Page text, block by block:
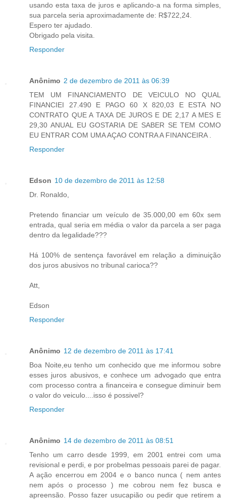
usando esta taxa de juros e aplicando-a na forma simples,
sua parcela seria aproximadamente de: R$722,24.
Espero ter ajudado.
Obrigado pela visita.
Responder
Anônimo 2 de dezembro de 2011 às 06:39
TEM UM FINANCIAMENTO DE VEICULO NO QUAL
FINANCIEI 27.490 E PAGO 60 X 820,03 E ESTA NO
CONTRATO QUE A TAXA DE JUROS E DE 2,17 A MES E
29,30 ANUAL EU GOSTARIA DE SABER SE TEM COMO
EU ENTRAR COM UMA AÇAO CONTRA A FINANCEIRA .
Responder
Edson 10 de dezembro de 2011 às 12:58
Dr. Ronaldo,
Pretendo financiar um veículo de 35.000,00 em 60x sem
entrada, qual seria em média o valor da parcela a ser paga
dentro da legalidade???
Há 100% de sentença favorável em relação a diminuição
dos juros abusivos no tribunal carioca??
Att,
Edson
Responder
Anônimo 12 de dezembro de 2011 às 17:41
Boa Noite,eu tenho um conhecido que me informou sobre
esses juros abusivos, e conhece um advogado que entra
com processo contra a financeira e consegue diminuir bem
o valor do veiculo....isso é possivel?
Responder
Anônimo 14 de dezembro de 2011 às 08:51
Tenho um carro desde 1999, em 2001 entrei com uma
revisional e perdi, e por probelmas pessoais parei de pagar.
A ação encerrou em 2004 e o banco nunca ( nem antes
nem após o processo ) me cobrou nem fez busca e
apreensão. Posso fazer usucapião ou pedir que retirem a